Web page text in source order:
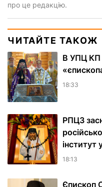
про це редакцію.
ЧИТАЙТЕ ТАКОЖ
В УПЦ КП
18:33
РПЦЗ
інститут
18:13
Єпископ